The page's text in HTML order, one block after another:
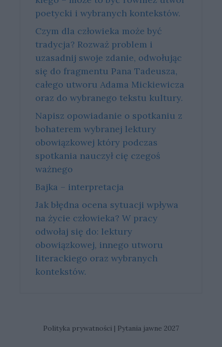
po­etyc­ki i wy­bra­nych kon­tek­stów.
Czym dla człowieka może być
tradycja? Rozważ problem i
uzasadnij swoje zdanie, odwołując
się do fragmentu Pana Tadeusza,
całego utworu Adama Mickiewicza
oraz do wybranego tekstu kultury.
Napisz opowiadanie o spotkaniu z
bohaterem wybranej lektury
obowiązkowej który podczas
spotkania nauczył cię czegoś
ważnego
Bajka – interpretacja
Jak błędna ocena sytuacji wpływa
na życie człowieka? W pracy
odwołaj się do: lektury
obowiązkowej, innego utworu
literackiego oraz wybranych
kontekstów.
Polityka prywatności | Pytania jawne 2027